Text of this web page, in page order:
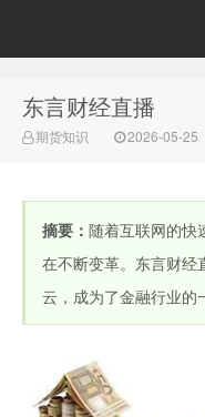
财经直播室-期
货直播间-原油
东言财经直播
期货知识 2026-05-25
摘要： 随着互联网的快
在不断变革。东言财经
云，成为了金融行业的